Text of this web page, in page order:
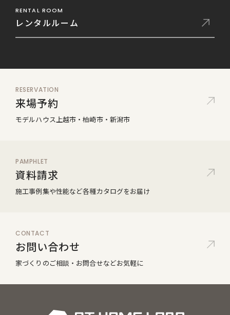
RENTAL ROOM
レンタルルーム
RESERVATION
来場予約
モデルハウス 上越市・柏崎市・新潟市
PAMPHLET
資料請求
施工事例集や性能など各種カタログをお届け
CONTACT
お問い合わせ
家づくりのご相談・ お問合せなどお気軽に